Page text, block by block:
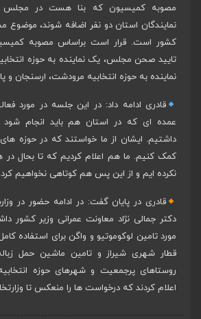
مصوبه کمیسیون که بنا هست در مجلس
نمایندگان استان دو نفر اضافه شوند، موضوع
کشور است. قرار است براساس مصوبه
تایید صحن مجلس، یک نماینده به حوزه
نماینده به حوزه انتخابیه مرودشت، ارسنجان و
قادری ادامه داد: در این جلسه در مورد
عمده ای که در استان هم باید انجام
داشتیم. ایشان از ما خواستند که در حوزه
کمک کنیم. ما هم اعلام کردیم که تا بحال در
نکرده ایم و از این پس هم کوتاهی نخواهیم کرد.
قادری در پایان گفت: در ادامه حضور در
دکتر جمالی نژاد معاونت عمرانی وزیر کشور
مورد تامین لوکوموتیو و واگن برای استفاده
قطار شهری شیراز و تامین ماشین حمل
روستاهای پرجمعیت و شهرهای حوزه
اعلام کردند که درخواست ها را منعکس تا